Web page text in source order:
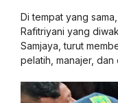
Di tempat yang
Rafitriyani yang
Samjaya, turut
pelatih, manajer, dan